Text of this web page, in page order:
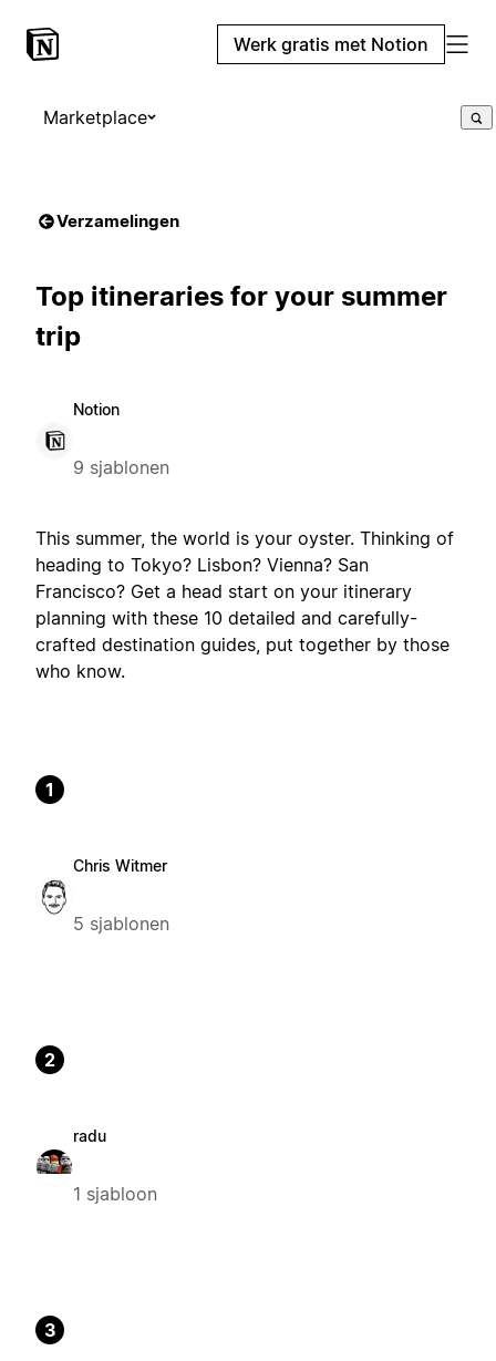
Werk gratis met Notion
Marketplace
Verzamelingen
Top itineraries for your summer
trip
Notion
9 sjablonen
This summer, the world is your oyster. Thinking of
heading to Tokyo? Lisbon? Vienna? San
Francisco? Get a head start on your itinerary
planning with these 10 detailed and carefully-
crafted destination guides, put together by those
who know.
1
Chris Witmer
5 sjablonen
2
radu
1 sjabloon
3